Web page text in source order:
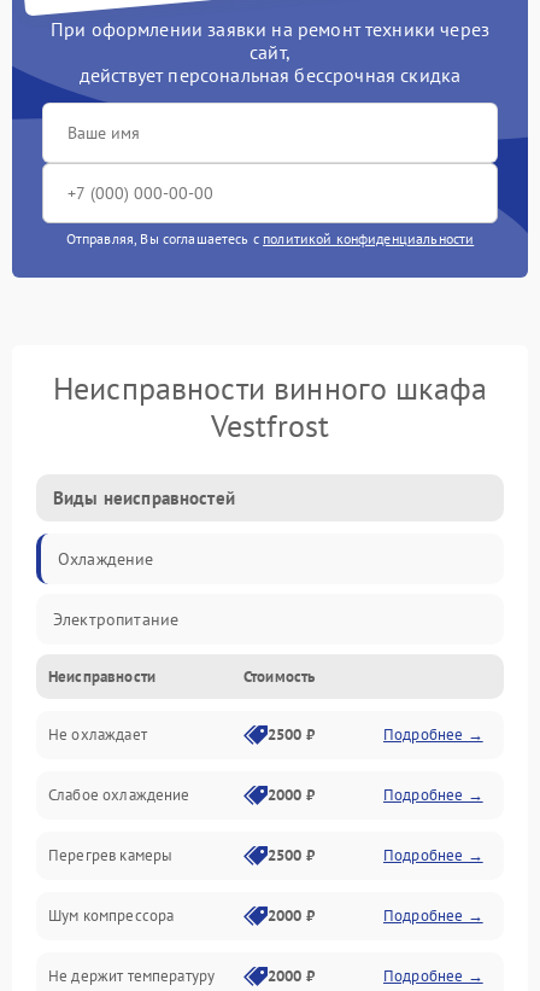
При оформлении заявки на ремонт техники через
сайт,
действует персональная бессрочная скидка
Отправляя, Вы соглашаетесь с политикой конфиденциальности
Неисправности винного шкафа
Vestfrost
Виды неисправностей
Охлаждение
Электропитание
Неисправности Стоимость
Не охлаждает 2500 ₽ Подробнее →
Слабое охлаждение 2000 ₽ Подробнее →
Перегрев камеры 2500 ₽ Подробнее →
Шум компрессора 2000 ₽ Подробнее →
Не держит температуру 2000 ₽ Подробнее →